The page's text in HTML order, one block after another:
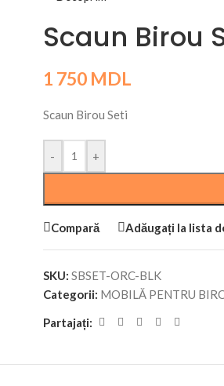
Scaun Birou
1 750 MDL
Scaun Birou Seti
- +
Compară Adăugați la lista
SKU: SBSET-ORC-BLK
Categorii: MOBILĂ PENTRU
Partajați: